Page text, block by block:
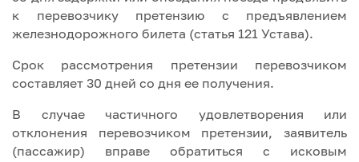
к перевозчику претензию с предъявлением
железнодорожного билета (статья 121 Устава).
Срок рассмотрения претензии перевозчиком
составляет 30 дней со дня ее получения.
В случае частичного удовлетворения или
отклонения перевозчиком претензии, заявитель
(пассажир) вправе обратиться с исковым